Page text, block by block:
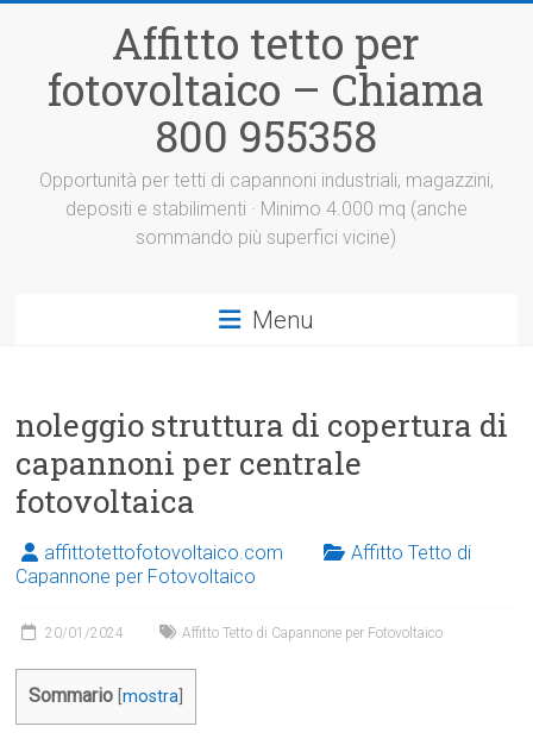
Affitto tetto per
fotovoltaico – Chiama
800 955358
Opportunità per tetti di capannoni industriali, magazzini,
depositi e stabilimenti · Minimo 4.000 mq (anche
sommando più superfici vicine)
Menu
noleggio struttura di copertura di
capannoni per centrale
fotovoltaica
affittotettofotovoltaico.com
Affitto Tetto di
Capannone per Fotovoltaico
20/01/2024 Affitto Tetto di Capannone per Fotovoltaico
Sommario [mostra